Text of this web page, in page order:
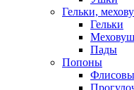
Гельки,
Гельки
Пады
Попоны